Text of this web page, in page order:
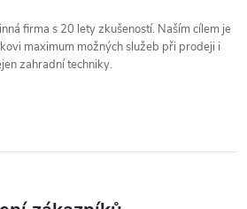
firma s 20 lety zkušeností. Naším cílem je
maximum možných služeb při prodeji i
zahradní techniky.